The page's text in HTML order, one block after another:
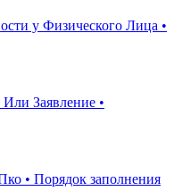
у Физического Лица •
Заявление •
• Порядок заполнения